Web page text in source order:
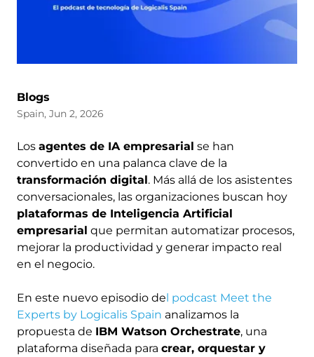
Blogs
Spain, Jun 2, 2026
Los agentes de IA empresarial se han
convertido en una palanca clave de la
transformación digital. Más allá de los asistentes
conversacionales, las organizaciones buscan hoy
plataformas de Inteligencia Artificial
empresarial que permitan automatizar procesos,
mejorar la productividad y generar impacto real
en el negocio.
En este nuevo episodio del podcast Meet the
Experts by Logicalis Spain analizamos la
propuesta de IBM Watson Orchestrate, una
plataforma diseñada para crear, orquestar y